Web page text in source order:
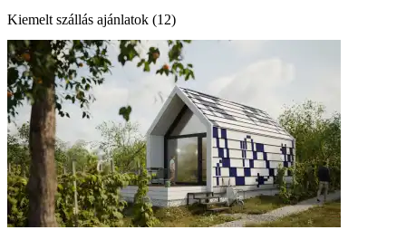
Kiemelt szállás ajánlatok (12)